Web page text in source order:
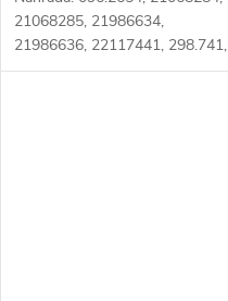
21068285, 21986634,
21986636, 22117441, 298.741,
4213659462, 7421068284,